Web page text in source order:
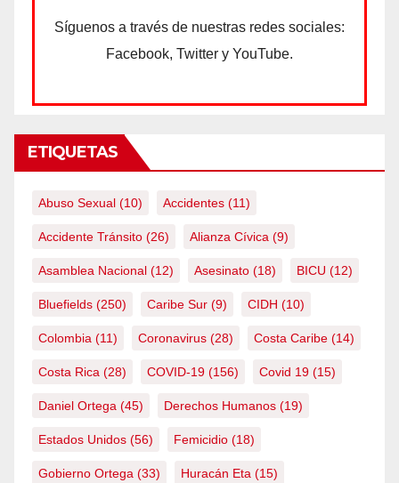
Síguenos a través de nuestras redes sociales:
Facebook, Twitter y YouTube.
ETIQUETAS
Abuso Sexual (10) Accidentes (11)
Accidente Tránsito (26) Alianza Cívica (9)
Asamblea Nacional (12) Asesinato (18) BICU (12)
Bluefields (250) Caribe Sur (9) CIDH (10)
Colombia (11) Coronavirus (28) Costa Caribe (14)
Costa Rica (28) COVID-19 (156) Covid 19 (15)
Daniel Ortega (45) Derechos Humanos (19)
Estados Unidos (56) Femicidio (18)
Gobierno Ortega (33) Huracán Eta (15)